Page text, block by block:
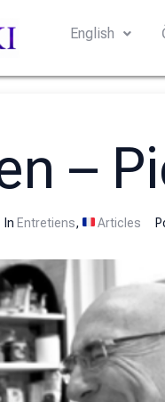
English
–
In Entretiens, Articles